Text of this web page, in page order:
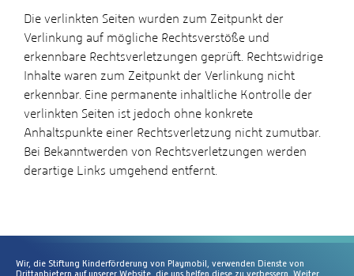
Die verlinkten Seiten wurden zum Zeitpunkt der
Verlinkung auf mögliche Rechtsverstöße und
erkennbare Rechtsverletzungen geprüft. Rechtswidrige
Inhalte waren zum Zeitpunkt der Verlinkung nicht
erkennbar. Eine permanente inhaltliche Kontrolle der
verlinkten Seiten ist jedoch ohne konkrete
Anhaltspunkte einer Rechtsverletzung nicht zumutbar.
Bei Bekanntwerden von Rechtsverletzungen werden
derartige Links umgehend entfernt.
Wir, die Stiftung Kinderförderung von Playmobil, verwenden Dienste von